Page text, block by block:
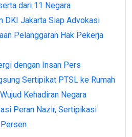
dari 11 Negara
DKI Jakarta Siap Advokasi
Pelanggaran Hak Pekerja
dengan Insan Pers
Sertipikat PTSL ke Rumah
Kehadiran Negara
Peran Nazir, Sertipikasi